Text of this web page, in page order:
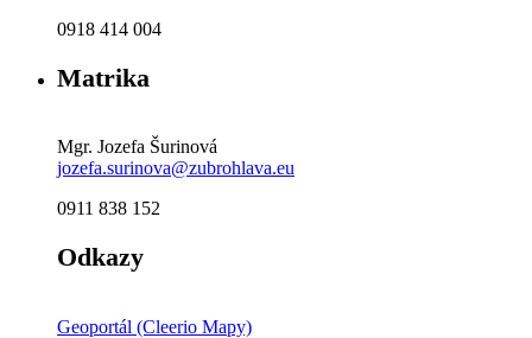
0918 414 004
Matrika
Mgr. Jozefa Šurinová
jozefa.surinova@zubrohlava.eu
0911 838 152
Odkazy
Geoportál (Cleerio Mapy)